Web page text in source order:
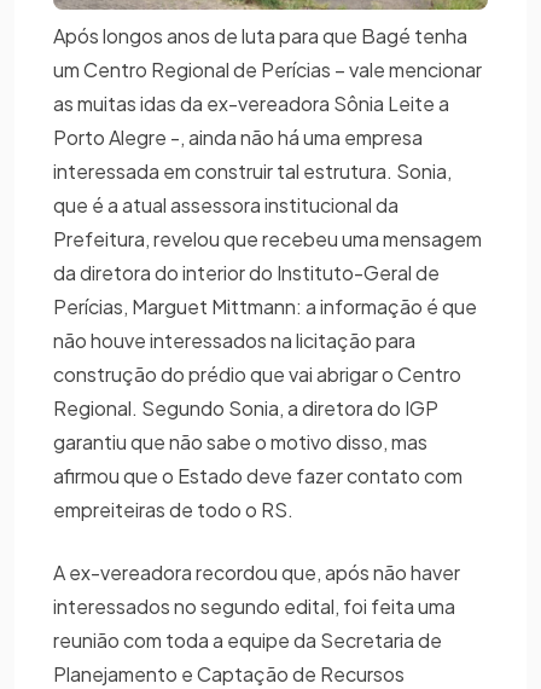
Após longos anos de luta para que Bagé tenha
um Centro Regional de Perícias – vale mencionar
as muitas idas da ex-vereadora Sônia Leite a
Porto Alegre -, ainda não há uma empresa
interessada em construir tal estrutura. Sonia,
que é a atual assessora institucional da
Prefeitura, revelou que recebeu uma mensagem
da diretora do interior do Instituto-Geral de
Perícias, Marguet Mittmann: a informação é que
não houve interessados na licitação para
construção do prédio que vai abrigar o Centro
Regional. Segundo Sonia, a diretora do IGP
garantiu que não sabe o motivo disso, mas
afirmou que o Estado deve fazer contato com
empreiteiras de todo o RS.
A ex-vereadora recordou que, após não haver
interessados no segundo edital, foi feita uma
reunião com toda a equipe da Secretaria de
Planejamento e Captação de Recursos